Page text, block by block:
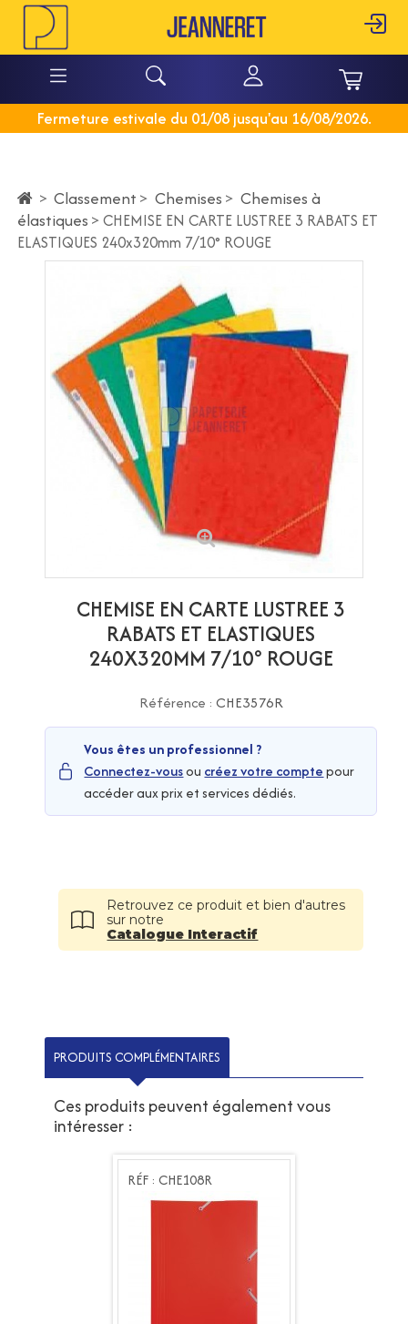
Fermeture estivale du 01/08 jusqu'au 16/08/2026.
> Classement > Chemises > Chemises à
élastiques >CHEMISE EN CARTE LUSTREE 3 RABATS ET
ELASTIQUES 240x320mm 7/10° ROUGE
CHEMISE EN CARTE LUSTREE 3
RABATS ET ELASTIQUES
240X320MM 7/10° ROUGE
Référence : CHE3576R
Vous êtes un professionnel ?
Connectez-vousou créez votre comptepour
accéder aux prix et services dédiés.
Retrouvez ce produit et bien d'autres
sur notre
Catalogue Interactif
PRODUITS COMPLÉMENTAIRES
Ces produits peuvent également vous
intéresser :
RÉF : CHE108R